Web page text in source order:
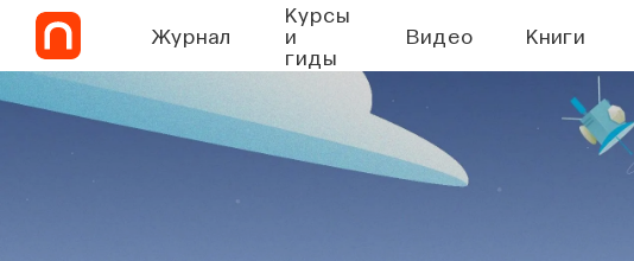
Журнал
Курсы
и
гиды
Видео Книги